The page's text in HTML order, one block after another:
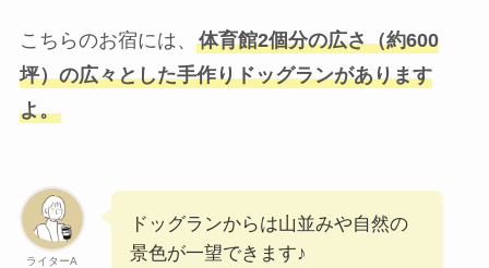
こちらのお宿には、 体育館2個分の広さ（約600
坪）の広々とした手作りドッグランがあります
よ。
ライターA
ドッグランからは山並みや自然の
景色が一望できます♪